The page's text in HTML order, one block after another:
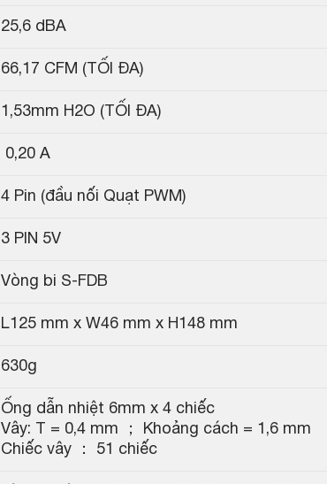
25,6 dBA
66,17 CFM (TỐI ĐA)
1,53mm H2O (TỐI ĐA)
0,20 A
4 Pin (đầu nối Quạt PWM)
3 PIN 5V
Vòng bi S-FDB
L125 mm x W46 mm x H148 mm
630g
Ống dẫn nhiệt 6mm x 4 chiếc
Vây: T = 0,4 mm ； Khoảng cách = 1,6 mm
Chiếc vây ： 51 chiếc